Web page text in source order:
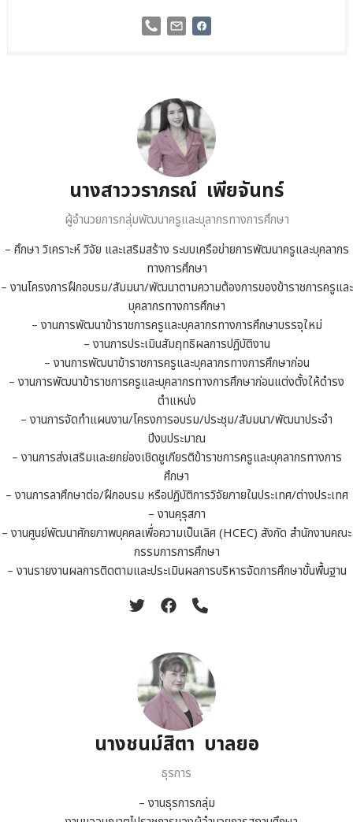
นางสาววราภรณ์ เพียจันทร์
ผู้อำนวยการกลุ่มพัฒนาครูและบุลากรทางการศึกษา
– ศึกษา วิเคราะห์ วิจัย และเสริมสร้าง ระบบเครือข่ายการพัฒนาครูและบุคลากร
ทางการศึกษา
– งานโครงการฝึกอบรม/สัมมนา/พัฒนาตามความต้องการของข้าราชการครูและ
บุคลากรทางการศึกษา
– งานการพัฒนาข้าราชการครูและบุคลากรทางการศึกษาบรรจุใหม่
– งานการประเมินสัมฤทธิผลการปฏิบัติงาน
– งานการพัฒนาข้าราชการครูและบุคลากรทางการศึกษาก่อน
– งานการพัฒนาข้าราชการครูและบุคลากรทางการศึกษาก่อนแต่งตั้งให้ดำรง
ตำแหน่ง
– งานการจัดทำแผนงาน/โครงการอบรม/ประชุม/สัมมนา/พัฒนาประจำ
ปีงบประมาณ
– งานการส่งเสริมและยกย่องเชิดชูเกียรติข้าราชการครูและบุคลากรทางการ
ศึกษา
– งานการลาศึกษาต่อ/ฝึกอบรม หรือปฏิบัติการวิจัยภายในประเทศ/ต่างประเทศ
– งานคุรุสภา
– งานศูนย์พัฒนาศักยภาพบุคคลเพื่อความเป็นเลิศ (HCEC) สังกัด สำนักงานคณะ
กรรมการการศึกษา
– งานรายงานผลการติดตามและประเมินผลการบริหารจัดการศึกษาขั้นพื้นฐาน
นางชนม์สิตา บาลยอ
ธุรการ
– งานธุรการกลุ่ม